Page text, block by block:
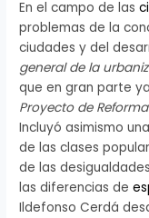
En el campo de las
problemas de la
ciudades y del
general de la
que en gran parte
Proyecto de
Incluyó asimismo
de las clases
de las
las diferencias de
Ildefonso Cerdá